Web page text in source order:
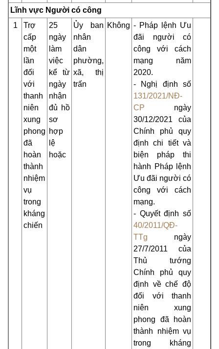
Lĩnh vực Người có công
1
Trợ
cấp
một
lần
đối
với
thanh
niên
xung
phong
đã
hoàn
thành
nhiệm
vụ
trong
kháng
chiến
25
ngày
làm
việc
kể từ
ngày
nhận
đủ hồ
sơ
hợp
lệ
hoặc
Ủy ban
nhân
dân
phường,
xã, thị
trấn
Không - Pháp lệnh Ưu
đãi người có
công với cách
mạng năm
2020.
- Nghị định số
131/2021/NĐ-
CP ngày
30/12/2021 của
Chính phủ quy
định chi tiết và
biện pháp thi
hành Pháp lệnh
Ưu đãi người có
công với cách
mạng.
- Quyết định số
40/2011/QĐ-
TTg ngày
27/7/2011 của
Thủ tướng
Chính phủ quy
định về chế độ
đối với thanh
niên xung
phong đã hoàn
thành nhiệm vụ
trong kháng